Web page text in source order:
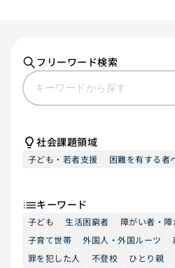
フリーワード検索
社会課題領域
子ども・若者支援 困難を有する者
キーワード
子ども 生活困窮者 障がい者・
子育て世帯
外国人・外国ルーツ
罪を犯した人
不登校 ひとり親